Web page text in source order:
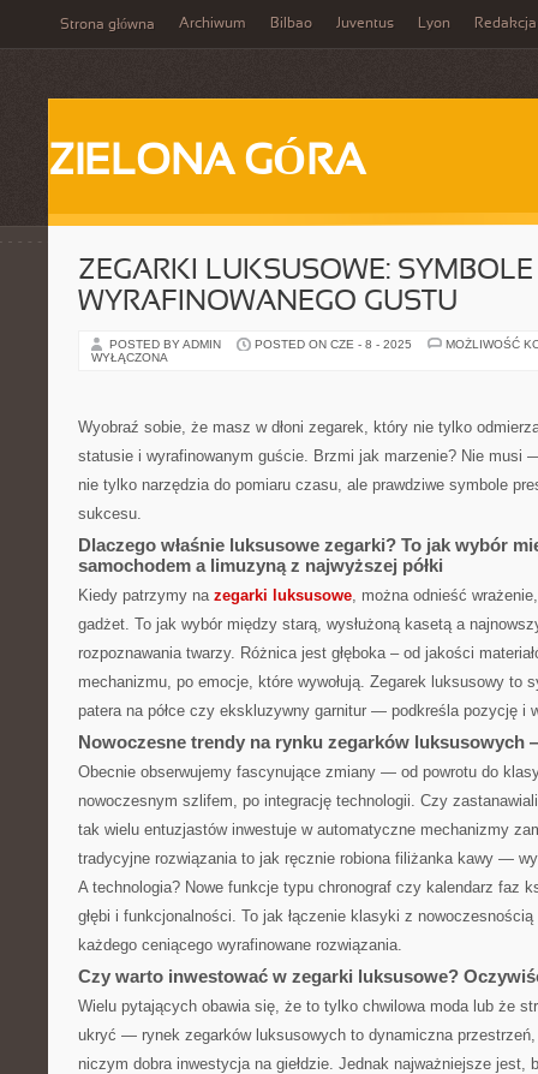
Strona główna Archiwum Bilbao Juventus Lyon Redakcja
ZIELONA GÓRA
ZEGARKI LUKSUSOWE:
WYRAFINOWANEGO GUSTU
POSTED BY ADMIN POSTED ON CZE - 8 - 2025
MOŻLIWOŚĆ
WYŁĄCZONA
Wyobraź sobie, że masz w dłoni zegarek, który nie tylko
statusie i wyrafinowanym guście. Brzmi jak marzenie? Nie musi
nie tylko narzędzia do pomiaru czasu, ale prawdziwe symbole
sukcesu.
Dlaczego właśnie luksusowe zegarki? To jak wybór
samochodem a limuzyną z najwyższej półki
Kiedy patrzymy na zegarki luksusowe, można odnieść
gadżet. To jak wybór między starą, wysłużoną kasetą a
rozpoznawania twarzy. Różnica jest głęboka – od jakości
mechanizmu, po emocje, które wywołują. Zegarek luksusowy to
patera na półce czy ekskluzywny garnitur — podkreśla pozycję i
Nowoczesne trendy na rynku zegarków luksusowych
Obecnie obserwujemy fascynujące zmiany — od powrotu do
nowoczesnym szlifem, po integrację technologii. Czy
tak wielu entuzjastów inwestuje w automatyczne mechanizmy
tradycyjne rozwiązania to jak ręcznie robiona filiżanka kawy —
A technologia? Nowe funkcje typu chronograf czy kalendarz faz
głębi i funkcjonalności. To jak łączenie klasyki z
każdego ceniącego wyrafinowane rozwiązania.
Czy warto inwestować w zegarki luksusowe?
Wielu pytających obawia się, że to tylko chwilowa moda lub że
ukryć — rynek zegarków luksusowych to dynamiczna
niczym dobra inwestycja na giełdzie. Jednak najważniejsze jest,